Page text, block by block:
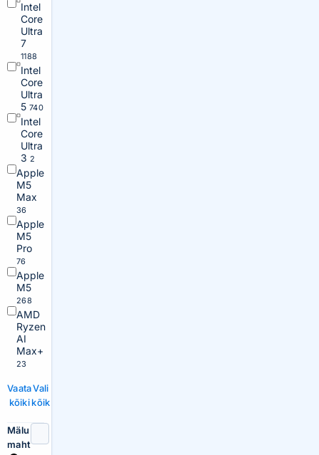
Intel
Core
Ultra
7
1188
Intel
Core
Ultra
5 740
Intel
Core
Ultra
3 2
Apple
M5
Max
36
Apple
M5
Pro
76
Apple
M5
268
AMD
Ryzen
AI
Max+
23
Vaata
kõiki
Vali
kõik
Mälu
maht